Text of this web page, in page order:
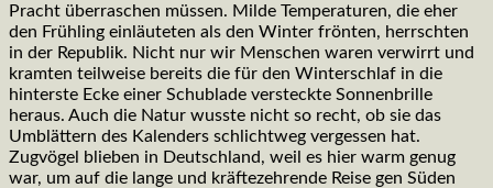
Pracht überraschen müssen. Milde Temperaturen, die eher
den Frühling einläuteten als den Winter frönten, herrschten
in der Republik. Nicht nur wir Menschen waren verwirrt und
kramten teilweise bereits die für den Winterschlaf in die
hinterste Ecke einer Schublade versteckte Sonnenbrille
heraus. Auch die Natur wusste nicht so recht, ob sie das
Umblättern des Kalenders schlichtweg vergessen hat.
Zugvögel blieben in Deutschland, weil es hier warm genug
war, um auf die lange und kräftezehrende Reise gen Süden